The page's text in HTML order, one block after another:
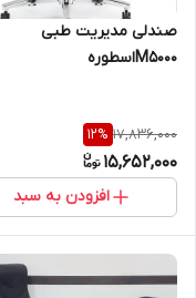
صندلی مدیریت طبی
M5000اسطوره
17,836,000
12%
15,652,000
افزودن به سبد